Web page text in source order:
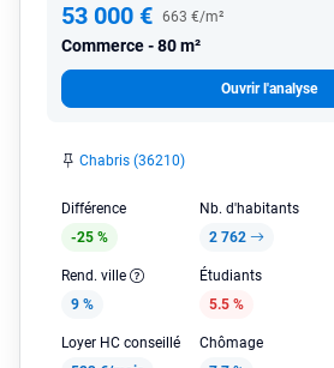
53 000 € 663 €/m²
Commerce 80 m²
Ouvrir l'analyse
Chabris (36210)
Différence
-25 %
Nb. d'habitants
2 762
Rend. ville
9 %
Étudiants
5.5 %
Loyer HC conseillé
Chômage